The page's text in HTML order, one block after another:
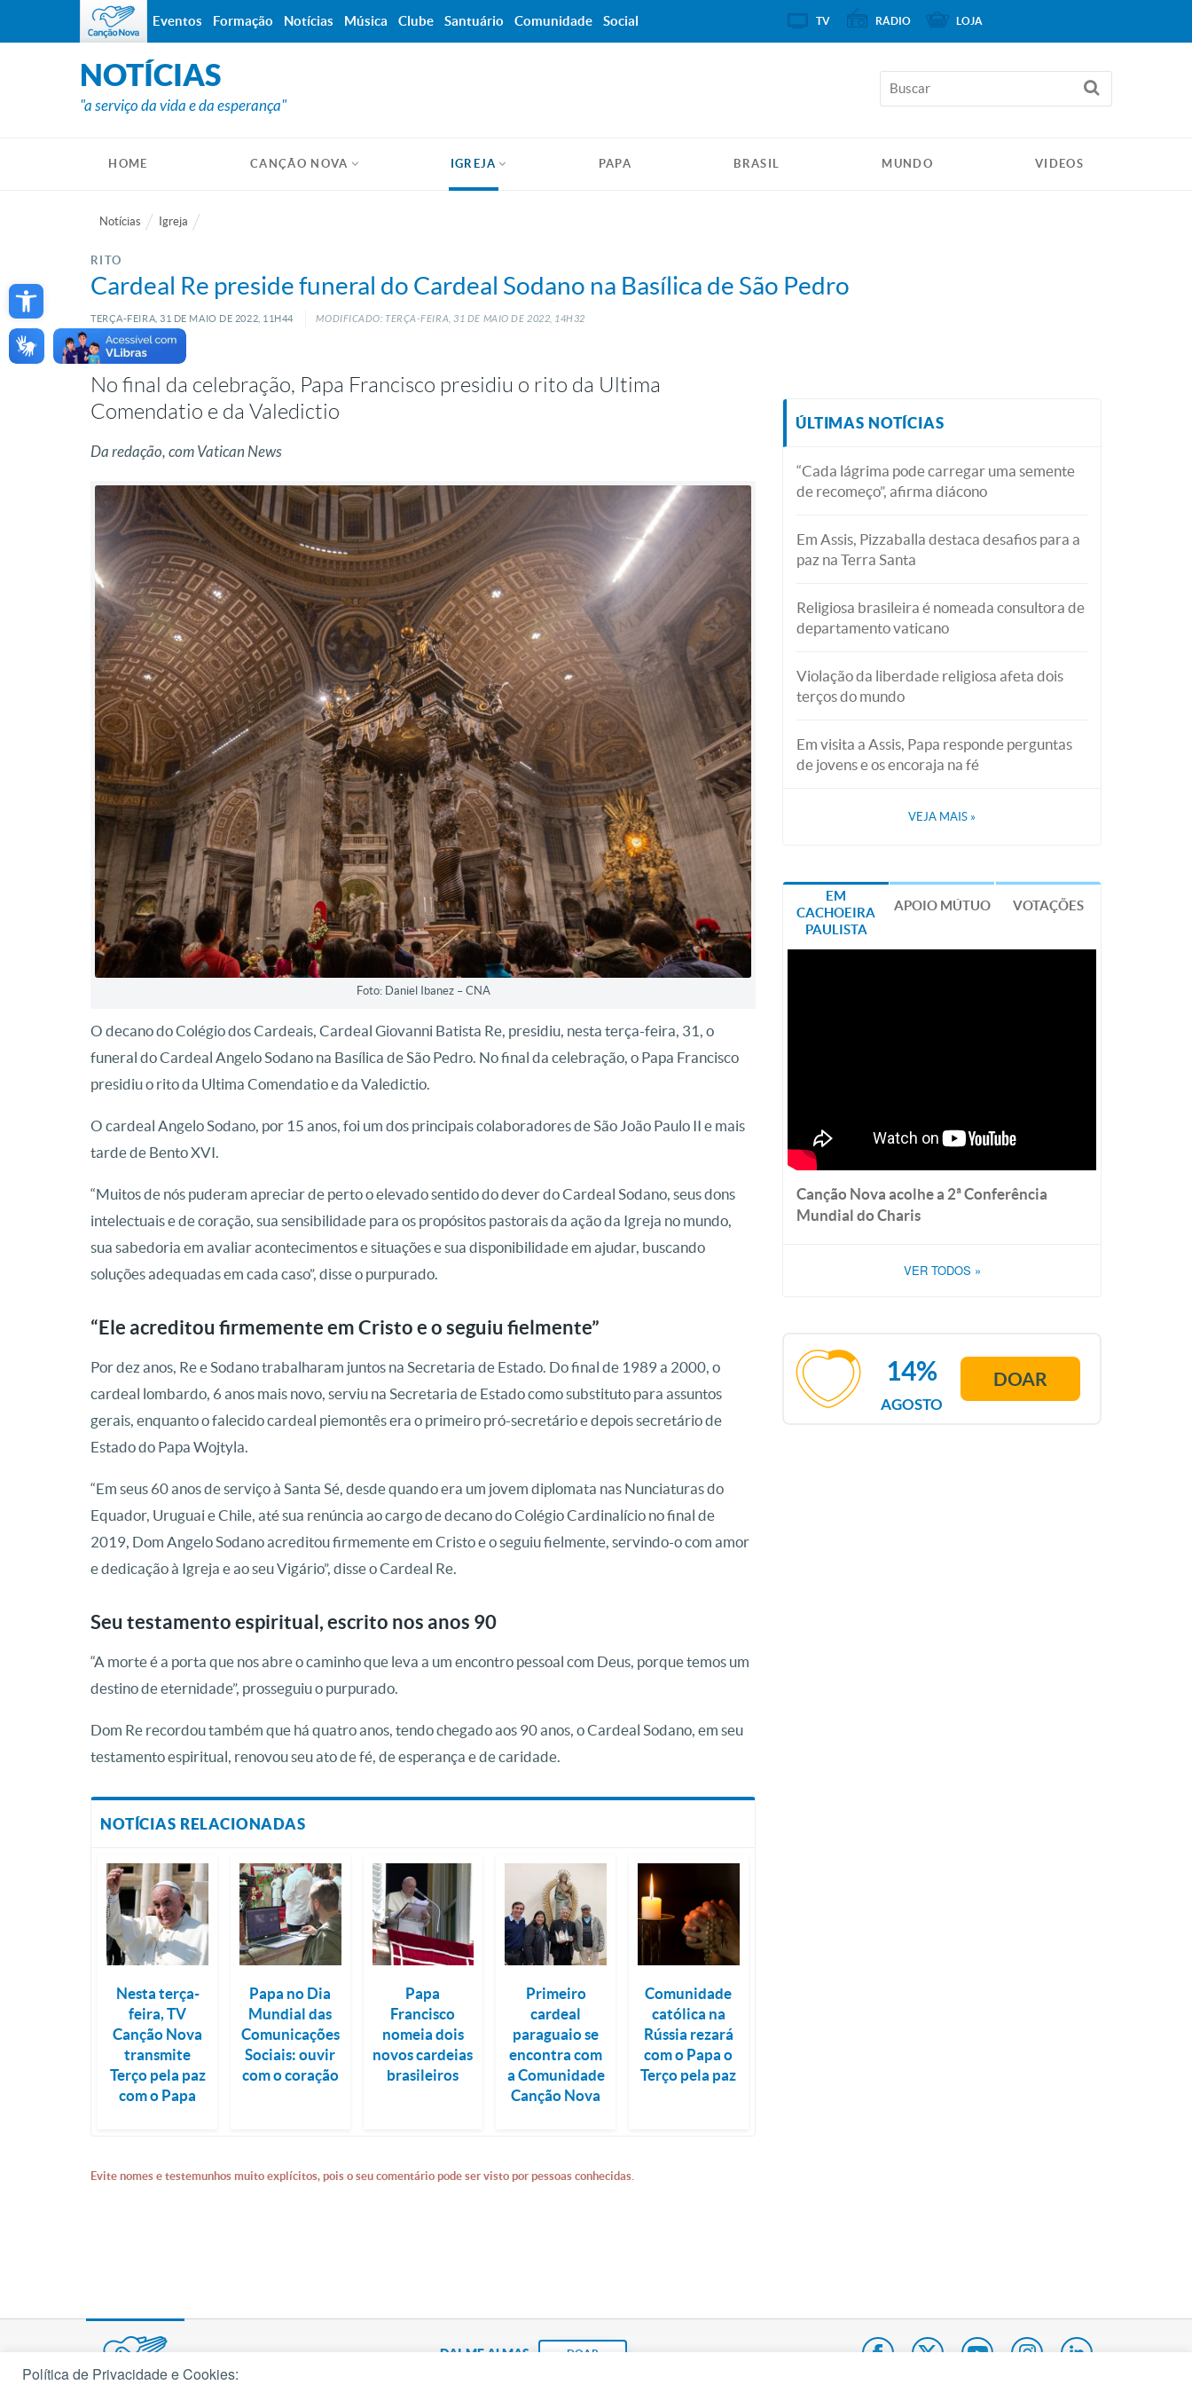
Open toolbar
NOTÍCIAS
"a serviço da vida e da esperança"
HOME CANÇÃO NOVA IGREJA PAPA BRASIL MUNDO VIDEOS
Notícias Igreja
RITO
Cardeal Re preside funeral do Cardeal Sodano na Basílica de São Pedro
TERÇA-FEIRA, 31 DE MAIO DE 2022, 11H44 MODIFICADO: TERÇA-FEIRA, 31 DE MAIO DE 2022, 14H32
No final da celebração, Papa Francisco presidiu o rito da Ultima
Comendatio e da Valedictio
Da redação, com Vatican News
Foto: Daniel Ibanez – CNA
O decano do Colégio dos Cardeais, Cardeal Giovanni Batista Re, presidiu, nesta terça-feira, 31, o
funeral do Cardeal Angelo Sodano na Basílica de São Pedro. No final da celebração, o Papa Francisco
presidiu o rito da Ultima Comendatio e da Valedictio.
O cardeal Angelo Sodano, por 15 anos, foi um dos principais colaboradores de São João Paulo II e mais
tarde de Bento XVI.
“Muitos de nós puderam apreciar de perto o elevado sentido do dever do Cardeal Sodano, seus dons
intelectuais e de coração, sua sensibilidade para os propósitos pastorais da ação da Igreja no mundo,
sua sabedoria em avaliar acontecimentos e situações e sua disponibilidade em ajudar, buscando
soluções adequadas em cada caso”, disse o purpurado.
“Ele acreditou firmemente em Cristo e o seguiu fielmente”
Por dez anos, Re e Sodano trabalharam juntos na Secretaria de Estado. Do final de 1989 a 2000, o
cardeal lombardo, 6 anos mais novo, serviu na Secretaria de Estado como substituto para assuntos
gerais, enquanto o falecido cardeal piemontês era o primeiro pró-secretário e depois secretário de
Estado do Papa Wojtyla.
“Em seus 60 anos de serviço à Santa Sé, desde quando era um jovem diplomata nas Nunciaturas do
Equador, Uruguai e Chile, até sua renúncia ao cargo de decano do Colégio Cardinalício no final de
2019, Dom Angelo Sodano acreditou firmemente em Cristo e o seguiu fielmente, servindo-o com amor
e dedicação à Igreja e ao seu Vigário”, disse o Cardeal Re.
Seu testamento espiritual, escrito nos anos 90
“A morte é a porta que nos abre o caminho que leva a um encontro pessoal com Deus, porque temos um
destino de eternidade”, prosseguiu o purpurado.
Dom Re recordoutambém que há quatro anos, tendo chegado aos 90 anos, o Cardeal Sodano, em seu
testamento espiritual, renovou seu ato de fé, de esperança e de caridade.
NOTÍCIAS RELACIONADAS
Nesta terça-
feira, TV
Canção Nova
transmite
Terço pela paz
com o Papa
Papa no Dia
Mundial das
Comunicações
Sociais: ouvir
com o coração
Papa
Francisco
nomeia dois
novos cardeias
brasileiros
Primeiro
cardeal
paraguaio se
encontra com
a Comunidade
Canção Nova
Comunidade
católica na
Rússia rezará
com o Papa o
Terço pela paz
Evite nomes e testemunhos muito explícitos, pois o seu comentário pode ser visto por pessoas conhecidas.
ÚLTIMAS NOTÍCIAS
“Cada lágrima pode carregar uma semente
de recomeço”, afirma diácono
Em Assis, Pizzaballa destaca desafios para a
paz na Terra Santa
Religiosa brasileira é nomeada consultora de
departamento vaticano
Violação da liberdade religiosa afeta dois
terços do mundo
Em visita a Assis, Papa responde perguntas
de jovens e os encoraja na fé
VEJA MAIS »
EM
CACHOEIRA
PAULISTA
APOIO MÚTUO VOTAÇÕES
Canção Nova acolhe a 2ª Conferência
Mundial do Charis
VER TODOS »
AGOSTO
14% DOAR
Eventos Formação Notícias Música Clube Santuário Comunidade Social TV RÁDIO LOJA
DAI-ME ALMAS DOAR
Política de Privacidade e Cookies: